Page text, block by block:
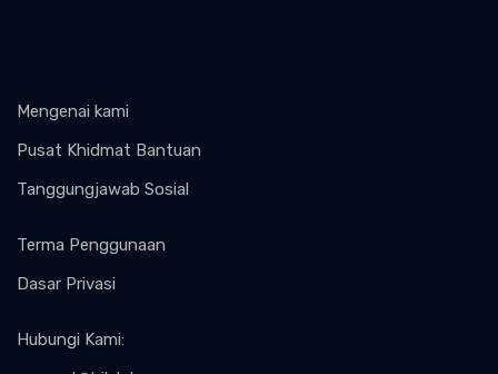
Mengenai kami
Pusat Khidmat Bantuan
Tanggungjawab Sosial
Terma Penggunaan
Dasar Privasi
Hubungi Kami: